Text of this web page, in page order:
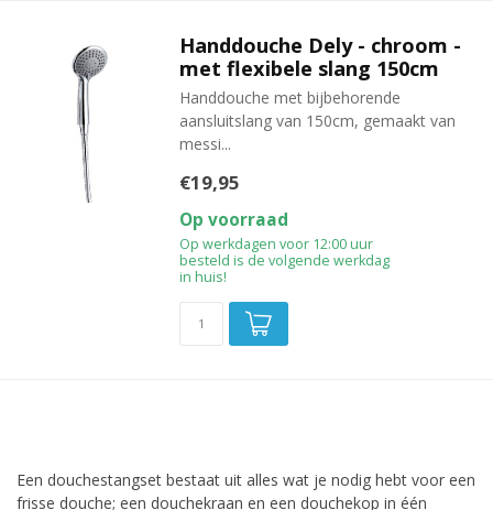
Handdouche Dely - chroom -
met flexibele slang 150cm
Handdouche met bijbehorende
aansluitslang van 150cm, gemaakt van
messi...
€19,95
Op voorraad
Op werkdagen voor 12:00 uur
besteld is de volgende werkdag
in huis!
Een douchestangset bestaat uit alles wat je nodig hebt voor een
frisse douche; een douchekraan en een douchekop in één